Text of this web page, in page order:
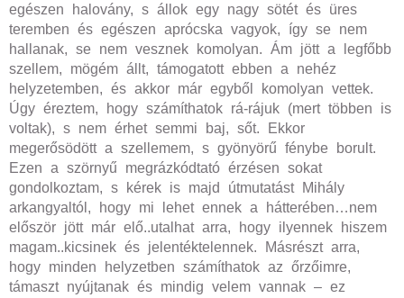
egészen halovány, s állok egy nagy sötét és üres
teremben és egészen aprócska vagyok, így se nem
hallanak, se nem vesznek komolyan. Ám jött a legfőbb
szellem, mögém állt, támogatott ebben a nehéz
helyzetemben, és akkor már egyből komolyan vettek.
Úgy éreztem, hogy számíthatok rá-rájuk (mert többen is
voltak), s nem érhet semmi baj, sőt. Ekkor
megerősödött a szellemem, s gyönyörű fénybe borult.
Ezen a szörnyű megrázkódtató érzésen sokat
gondolkoztam, s kérek is majd útmutatást Mihály
arkangyaltól, hogy mi lehet ennek a hátterében…nem
először jött már elő..utalhat arra, hogy ilyennek hiszem
magam..kicsinek és jelentéktelennek. Másrészt arra,
hogy minden helyzetben számíthatok az őrzőimre,
támaszt nyújtanak és mindig velem vannak – ez